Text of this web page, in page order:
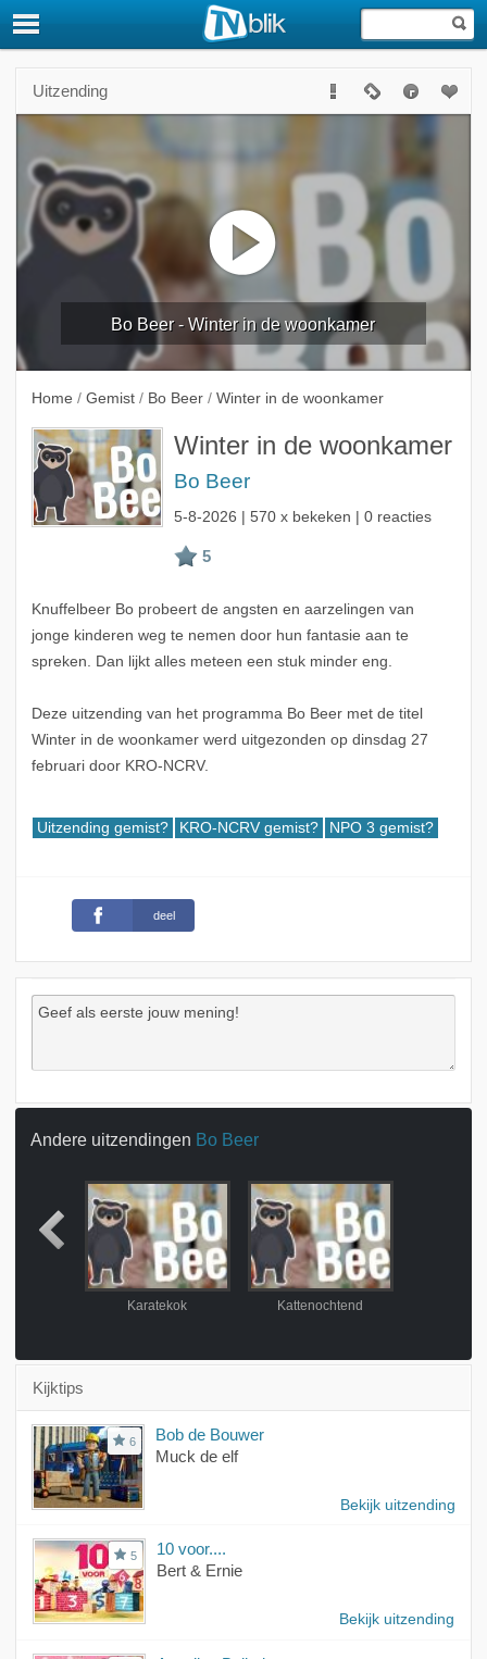
Uitzending
Bo Beer - Winter in de woonkamer
Home / Gemist / Bo Beer / Winter in de woonkamer
Winter in de woonkamer
Bo Beer
5-8-2026 | 570 x bekeken | 0 reacties
Knuffelbeer Bo probeert de angsten en aarzelingen van
jonge kinderen weg te nemen door hun fantasie aan te
spreken. Dan lijkt alles meteen een stuk minder eng.
Deze uitzending van het programma Bo Beer met de titel
Winter in de woonkamer werd uitgezonden op dinsdag 27
februari door KRO-NCRV.
Uitzending gemist? KRO-NCRV gemist? NPO 3 gemist?
deel
Andere uitzendingen Bo Beer
Karatekok Kattenochtend
Kijktips
6
Bob de Bouwer
Muck de elf
Bekijk uitzending
5
10 voor....
Bert & Ernie
Bekijk uitzending